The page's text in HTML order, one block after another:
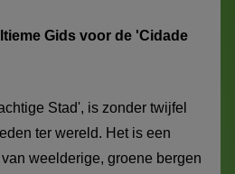
Gids voor de 'Cidade
Stad', is zonder twijfel
ter wereld. Het is een
weelderige, groene bergen